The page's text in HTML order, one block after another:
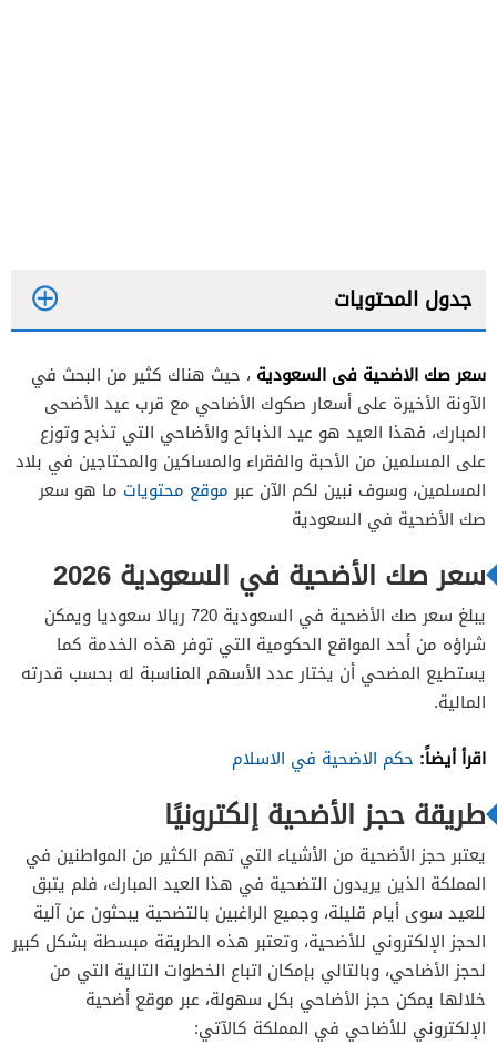
جدول المحتويات
سعر صك الاضحية فى السعودية ، حيث هناك كثير من البحث في
الآونة الأخيرة على أسعار صكوك الأضاحي مع قرب عيد الأضحى
المبارك، فهذا العيد هو عيد الذبائح والأضاحي التي تذبح وتوزع
على المسلمين من الأحبة والفقراء والمساكين والمحتاجين في بلاد
المسلمين، وسوف نبين لكم الآن عبرموقع محتويات ما هو سعر
صك الأضحية في السعودية
سعر صك الأضحية في السعودية 2026
يبلغ سعر صك الأضحية في السعودية 720 ريالا سعوديا ويمكن
شراؤه من أحد المواقع الحكومية التي توفر هذه الخدمة كما
يستطيع المضحي أن يختار عدد الأسهم المناسبة له بحسب قدرته
المالية.
اقرأ أيضاً: حكم الاضحية في الاسلام
طريقة حجز الأضحية إلكترونيًا
يعتبر حجز الأضحية من الأشياء التي تهم الكثير من المواطنين في
المملكة الذين يريدون التضحية في هذا العيد المبارك، فلم يتبق
للعيد سوى أيام قليلة، وجميع الراغبين بالتضحية يبحثون عن آلية
الحجز الإلكتروني للأضحية، وتعتبر هذه الطريقة مبسطة بشكل كبير
لحجز الأضاحي، وبالتالي بإمكان اتباع الخطوات التالية التي من
خلالها يمكن حجز الأضاحي بكل سهولة، عبر موقع أضحية
الإلكتروني للأضاحي في المملكة كالآتي: